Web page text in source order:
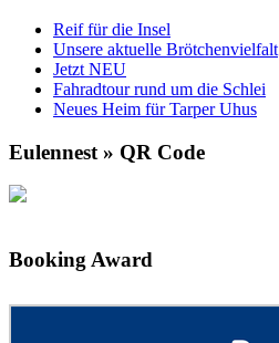
Reif für die Insel
Unsere aktuelle Brötchenvielfalt
Jetzt NEU
Fahradtour rund um die Schlei
Neues Heim für Tarper Uhus
Eulennest » QR Code
Booking Award